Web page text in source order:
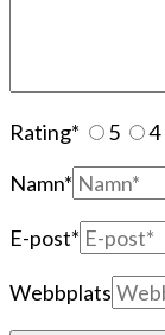
Rating* 5 4
Namn*
E-post*
Webbplats